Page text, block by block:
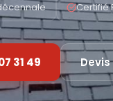
Certifié
31 49